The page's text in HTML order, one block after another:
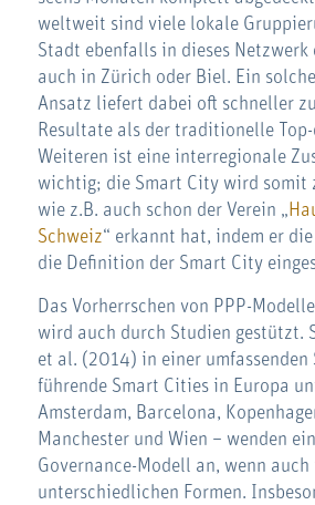
weltweit sind viele lokale
Stadt ebenfalls in dieses Netzwerk
auch in Zürich oder Biel. Ein
Ansatz liefert dabei oft schneller
Resultate als der traditionelle
Weiteren ist eine interregionale
wichtig; die Smart City wird somit
wie z.B. auch schon der Verein „
Schweiz“ erkannt hat, indem er
die Definition der Smart City
Das Vorherrschen von PPP-
wird auch durch Studien gestützt.
et al. (2014) in einer umfassenden
führende Smart Cities in Europa
Amsterdam, Barcelona,
Manchester und Wien – wenden
Governance-Modell an, wenn auch
unterschiedlichen Formen.